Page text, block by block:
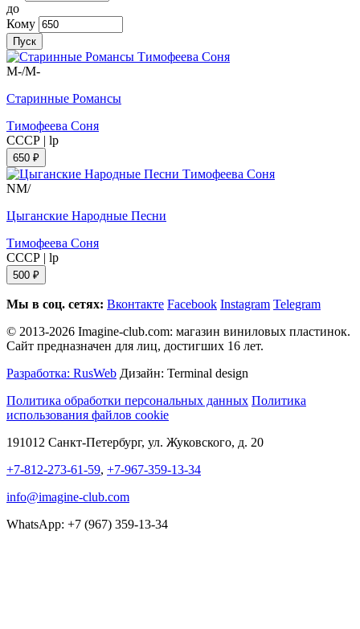
до
Кому
Пуск
M-/M-
Старинные Романсы
Тимофеева Соня
СССР | lp
650 ₽
NM/
Цыганские Народные Песни
Тимофеева Соня
СССР | lp
500 ₽
Мы в соц. сетях: Вконтакте Facebook Instagram Telegram
© 2013-2026 Imagine-club.com: магазин виниловых пластинок.
Сайт предназначен для лиц, достигших 16 лет.
Разработка: RusWeb Дизайн: Terminal design
Политика обработки персональных данных Политика
использования файлов cookie
191012 Санкт-Петербург, ул. Жуковского, д. 20
+7-812-273-61-59, +7-967-359-13-34
info@imagine-club.com
WhatsApp: +7 (967) 359-13-34